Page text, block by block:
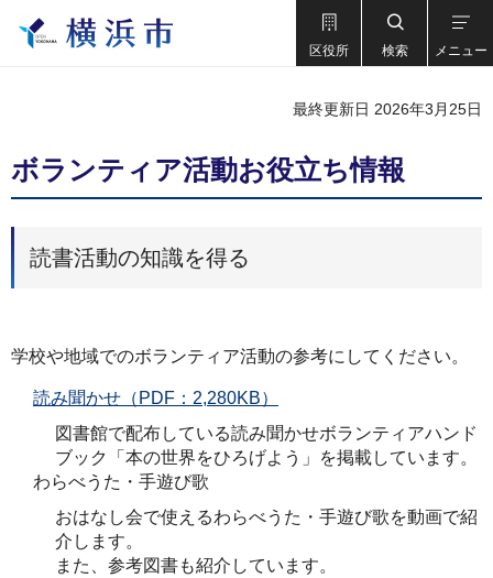
区役所 検索 メニュー
最終更新日 2026年3月25日
ボランティア活動お役立ち情報
読書活動の知識を得る
学校や地域でのボランティア活動の参考にしてください。
読み聞かせ（PDF：2,280KB）
図書館で配布している読み聞かせボランティアハンド
ブック「本の世界をひろげよう」を掲載しています。
わらべうた・手遊び歌
おはなし会で使えるわらべうた・手遊び歌を動画で紹
介します。
また、参考図書も紹介しています。